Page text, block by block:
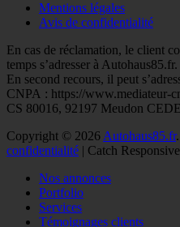
Mentions légales
Avis de confidentialité
En cas de réclamation, le client
temps s’adresser à Autohaus85.fr.
En second recours, il peut
CNPA : https://www.mediateur-
CS 80016, 92197 Meudon
Copyright © 2026Autohaus85.fr
confidentialité | Catch
remonterNos annonces
Portfolio
Services
Témoignages clients